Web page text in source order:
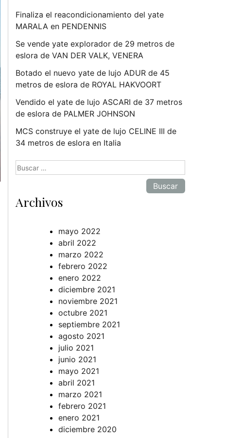
Finaliza el reacondicionamiento del yate
MARALA en PENDENNIS
Se vende yate explorador de 29 metros de
eslora de VAN DER VALK, VENERA
Botado el nuevo yate de lujo ADUR de 45
metros de eslora de ROYAL HAKVOORT
Vendido el yate de lujo ASCARI de 37 metros
de eslora de PALMER JOHNSON
MCS construye el yate de lujo CELINE III de
34 metros de eslora en Italia
Buscar:
Archivos
mayo 2022
abril 2022
marzo 2022
febrero 2022
enero 2022
diciembre 2021
noviembre 2021
octubre 2021
septiembre 2021
agosto 2021
julio 2021
junio 2021
mayo 2021
abril 2021
marzo 2021
febrero 2021
enero 2021
diciembre 2020